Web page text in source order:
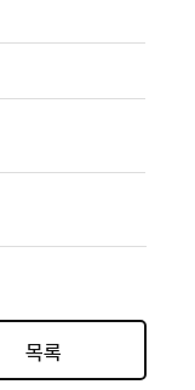
목록